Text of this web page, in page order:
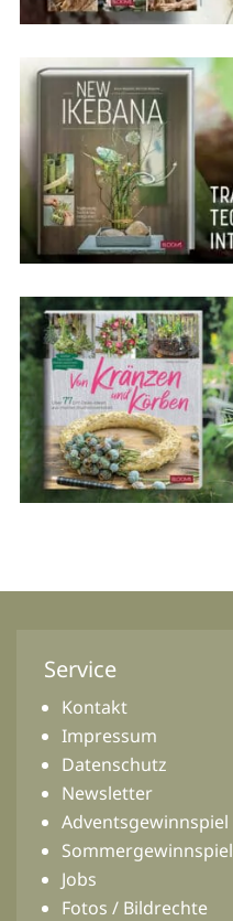
Service
Kontakt
Impressum
Datenschutz
Newsletter
Adventsgewinnspiel
Sommergewinnspiel
Jobs
Fotos / Bildrechte